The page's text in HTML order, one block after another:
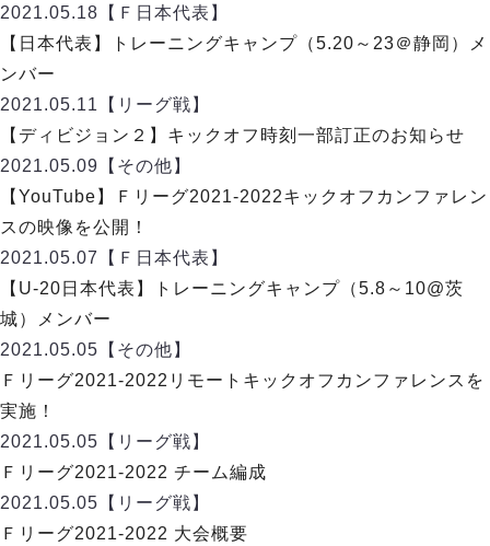
メットライフ生命Ｆリーグカップ 2026
試合日程・結果
大会概要
アリーナ情報
チケット情報
過去の記録
リガーレヴィア葛飾
Y．S．C．C．横浜
アグレミーナ浜松
デウソン神戸
ポルセイド浜田
ミラクルスマイル新居浜
記念ゴール
ハットトリック
担当審判員
選手の通算記録（Ｆ１）
エスポラーダ北海道
バルドラール浦安
フウガドールすみだ
しながわシティ
立川アスレティックFC
ペスカドーラ町田
湘南ベルマーレ
ボアルース長野
シュライカー大阪
ボルクバレット北九州
バサジィ大分
DIVISION 02
2021.05.18 【Ｆ日本代表】
【日本代表】トレーニングキャンプ（5.20～23＠静岡）メ
ンバー
2021.05.11
【リーグ戦】
【ディビジョン２】キックオフ時刻一部訂正のお知らせ
2021.05.09 【その他】
【YouTube】Ｆリーグ2021-2022キックオフカンファレン
スの映像を公開！
2021.05.07
【Ｆ日本代表】
【U-20日本代表】トレーニングキャンプ（5.8～10@茨
城）メンバー
2021.05.05 【その他】
Ｆリーグ2021-2022リモートキックオフカンファレンスを
実施！
2021.05.05 【リーグ戦】
Ｆリーグ2021-2022 チーム編成
2021.05.05 【リーグ戦】
Ｆリーグ2021-2022 大会概要